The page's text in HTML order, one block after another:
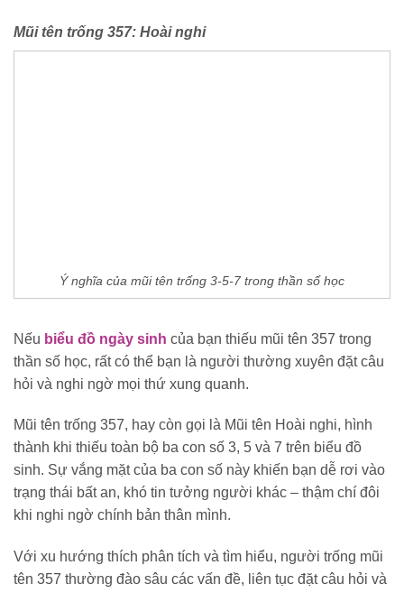
Mũi tên trống 357: Hoài nghi
Ý nghĩa của mũi tên trống 3-5-7 trong thần số học
Nếu biểu đồ ngày sinh của bạn thiếu mũi tên 357 trong
thần số học, rất có thể bạn là người thường xuyên đặt câu
hỏi và nghi ngờ mọi thứ xung quanh.
Mũi tên trống 357, hay còn gọi là Mũi tên Hoài nghi, hình
thành khi thiếu toàn bộ ba con số 3, 5 và 7 trên biểu đồ
sinh. Sự vắng mặt của ba con số này khiến bạn dễ rơi vào
trạng thái bất an, khó tin tưởng người khác – thậm chí đôi
khi nghi ngờ chính bản thân mình.
Với xu hướng thích phân tích và tìm hiểu, người trống mũi
tên 357 thường đào sâu các vấn đề, liên tục đặt câu hỏi và